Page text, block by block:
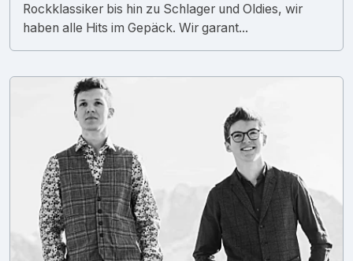
Rockklassiker bis hin zu Schlager und Oldies, wir
haben alle Hits im Gepäck. Wir garant...